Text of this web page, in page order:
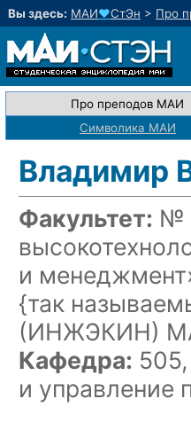
Вы здесь: МАИ♥СтЭн > Про
Про преподов МАИ
Символика МАИ
Владимир
Факультет: №
и
{так
(ИНЖЭКИН)
Кафедра:
и управление